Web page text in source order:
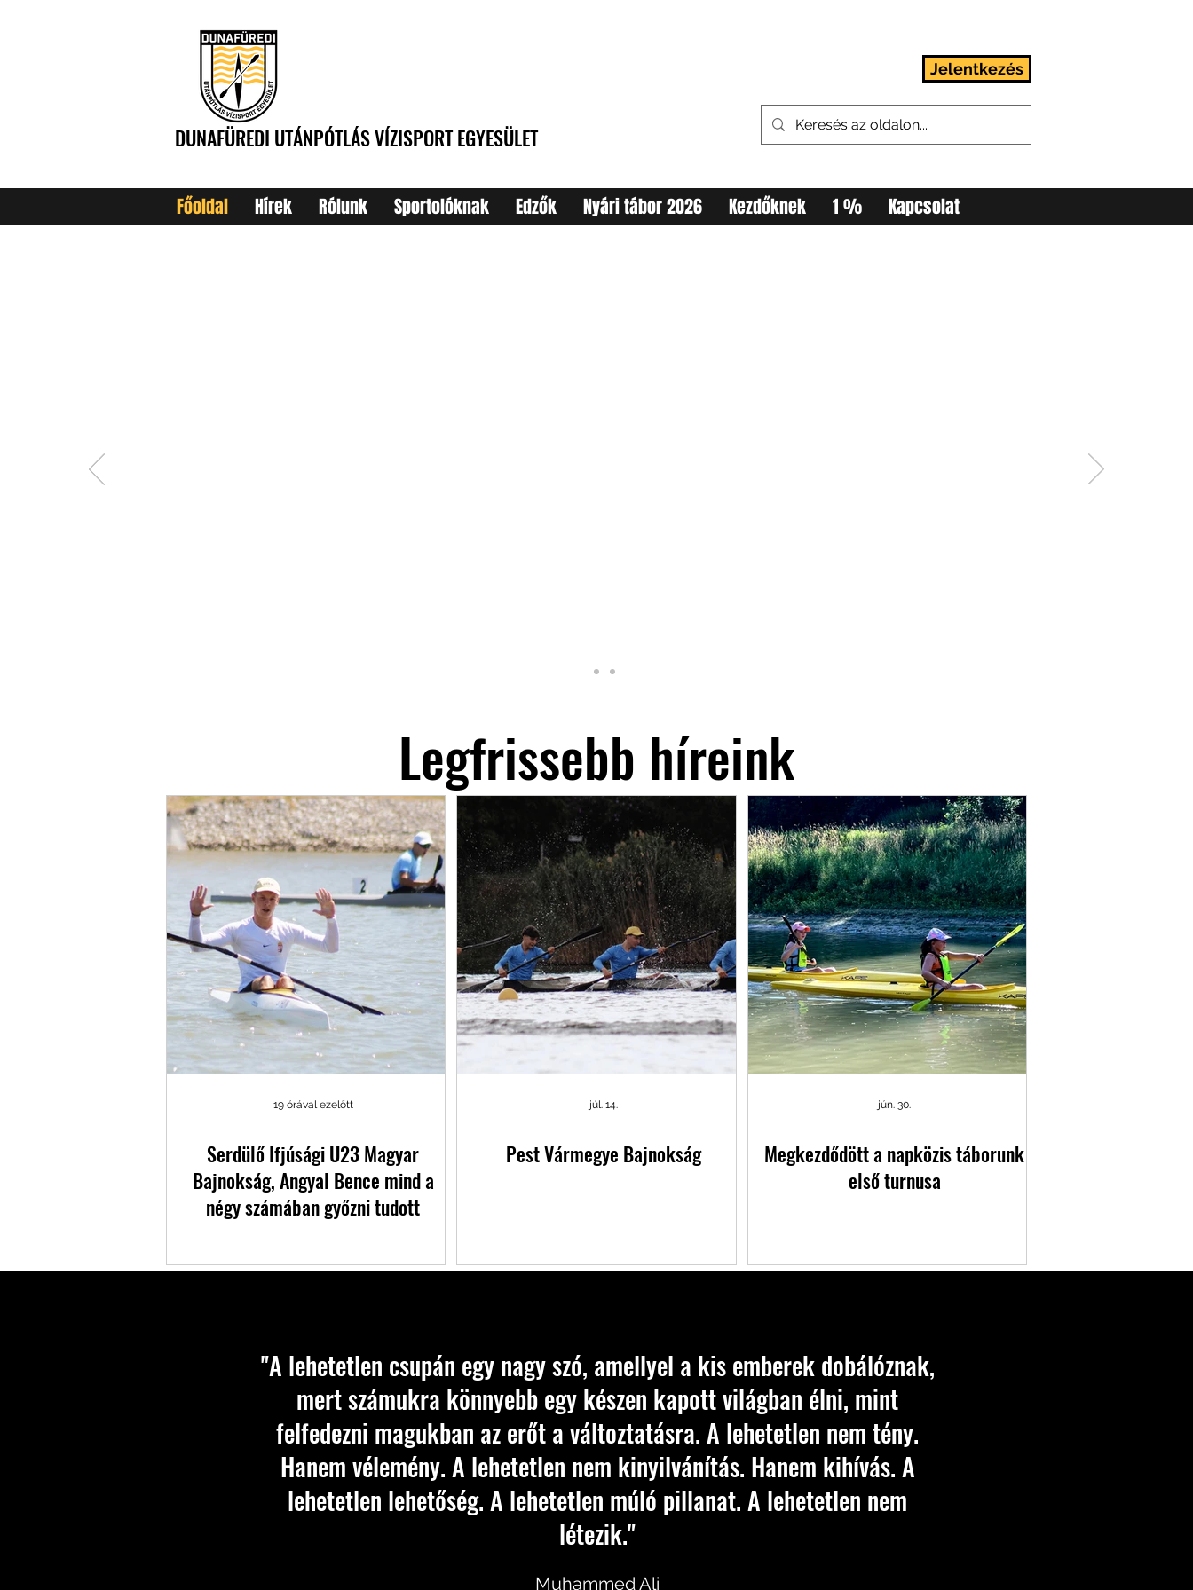
DUNAFÜREDI UTÁNPÓTLÁS VÍZISPORT EGYESÜLET
Jelentkezés
Főoldal Hírek Rólunk Sportolóknak Edzők Nyári tábor 2026 Kezdőknek 1 % Kapcsolat
Serdülő Ifjúsági U23 Magyar
Bajnokság, Angyal Bence mind a
négy számában győzni tudott
19 órával ezelőtt
Pest Vármegye Bajnokság
júl. 14.
Megkezdődött a napközis táborunk
első turnusa
jún. 30.
Legfrissebb híreink
"A lehetetlen csupán egy nagy szó, amellyel a kis emberek dobálóznak,
mert számukra könnyebb egy készen kapott világban élni, mint
felfedezni magukban az erőt a változtatásra. A lehetetlen nem tény.
Hanem vélemény. A lehetetlen nem kinyilvánítás. Hanem kihívás. A
lehetetlen lehetőség. A lehetetlen múló pillanat. A lehetetlen nem
létezik."
Muhammed Ali